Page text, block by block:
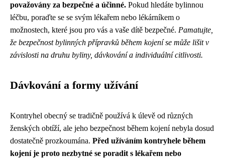
považovány za bezpečné a účinné. Pokud hledáte bylinnou
léčbu, poraďte se se svým lékařem nebo lékárníkem o
možnostech, které jsou pro vás a vaše dítě bezpečné. Pamatujte,
že bezpečnost bylinných přípravků během kojení se může lišit v
závislosti na druhu byliny, dávkování a individuální citlivosti.
Dávkování a formy užívání
Kontryhel obecný se tradičně používá k úlevě od různých
ženských obtíží, ale jeho bezpečnost během kojení nebyla dosud
dostatečně prozkoumána. Před užíváním kontryhele během
kojení je proto nezbytné se poradit s lékařem nebo